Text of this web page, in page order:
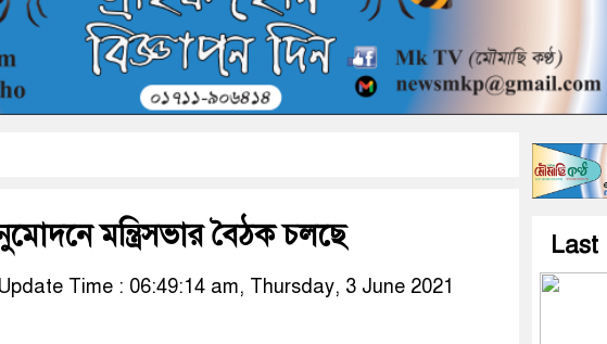
মন্ত্রিসভার বৈঠক চলছে
Update Time : 06:49:14 am, Thursday, 3 June 2021
Last